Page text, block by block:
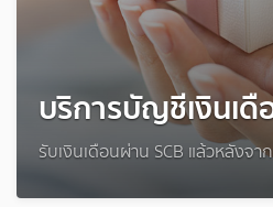
บริการบัญชีเงินเดื
รับเงินเดือนผ่าน SCB แล้วหลังจา